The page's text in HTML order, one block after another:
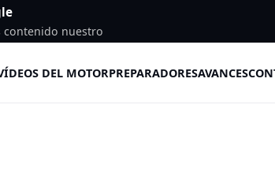
contenido nuestro
DEL MOTORPREPARADORESAVANCES